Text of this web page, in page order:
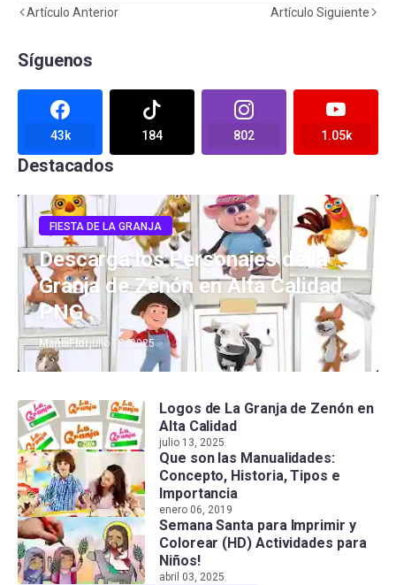
Artículo Anterior Artículo Siguiente
Síguenos
43k 184 802 1.05k
Destacados
FIESTA DE LA GRANJA
Descarga los Personajes de la
Granja de Zenón en Alta Calidad
PNG
MamaFlorjulio 13, 2025
Logos de La Granja de Zenón en
Alta Calidad
julio 13, 2025
Que son las Manualidades:
Concepto, Historia, Tipos e
Importancia
enero 06, 2019
Semana Santa para Imprimir y
Colorear (HD) Actividades para
Niños!
abril 03, 2025